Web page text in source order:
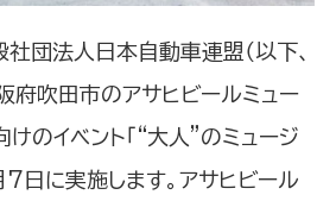
団法人日本自動車連盟（以下、
府吹田市のアサヒビールミュー
のイベント「“大人”のミュージ
日に実施します。アサヒビール